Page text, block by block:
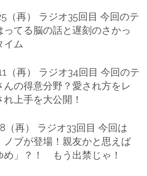
（再） ラジオ35回目 今回のテ
ってる脳の話と遅刻のさかっ
イム
（再） ラジオ34回目 今回のテ
んの得意分野？愛され方をレ
上手を大公開！
（再） ラジオ33回目 今回は
ノブが登場！親友かと思えば
め」？！ もう出禁じゃ！